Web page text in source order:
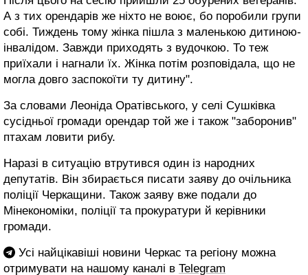
А з тих орендарів же ніхто не воює, бо поробили групи
собі. Тиждень тому жінка пішла з маленькою дитиною-
інвалідом. Завжди приходять з вудочкою. То теж
приїхали і нагнали їх. Жінка потім розповідала, що не
могла довго заспокоїти ту дитину".
За словами Леоніда Оратівського, у селі Сушківка
сусідньої громади орендар той же і також "заборонив"
птахам ловити рибу.
Наразі в ситуацію втрутився один із народних
депутатів. Він збирається писати заяву до очільника
поліції Черкащини. Також заяву вже подали до
Мінекономіки, поліції та прокуратури й керівники
громади.
Усі найцікавіші новини Черкас та регіону можна
отримувати на нашому каналі в Telegram